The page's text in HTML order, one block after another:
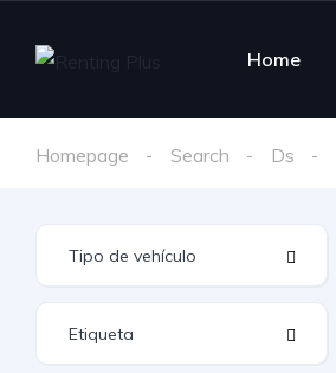
Home
Homepage Search Ds